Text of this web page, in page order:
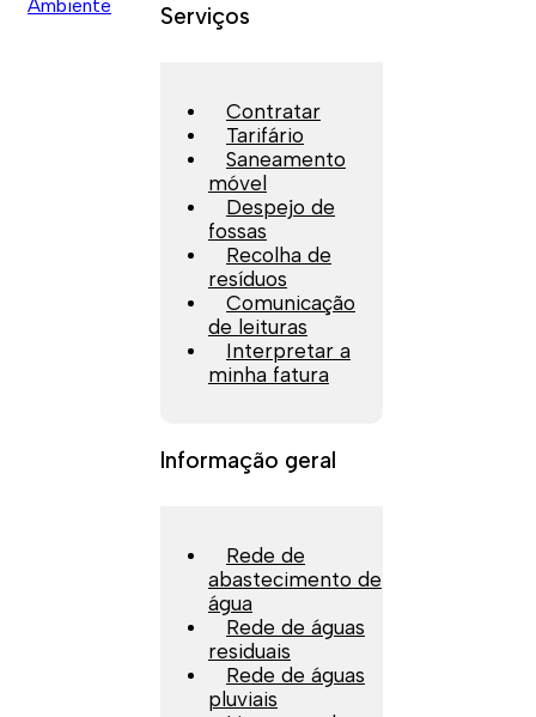
Serviços
Contratar
Tarifário
Saneamento
móvel
Despejo de
fossas
Recolha de
resíduos
Comunicação
de leituras
Interpretar a
minha fatura
Informação geral
Rede de
abastecimento de
água
Rede de águas
residuais
Rede de águas
pluviais